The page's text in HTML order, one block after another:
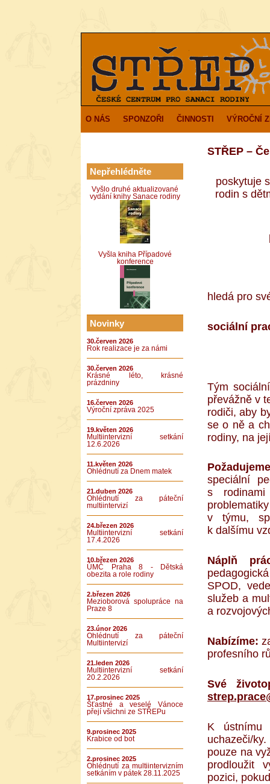
O NÁS SPONZOŘI ČINNOSTI VÝROČNÍ
Nepřehlédněte
Vyšlo druhé aktualizované
vydání knihy Sanace rodiny
Vyšla kniha Případové
konference
Novinky
30.červen 2026
Rok realizace je za námi
30.červen 2026
Krásné léto, krásné
prázdniny
16.červen 2026
Výroční zpráva 2025
19.květen 2026
Multiintervizní setkání
12.6.2026
11.květen 2026
Ohlédnutí za Dnem matek
21.duben 2026
Ohlédnutí za páteční
multiintervizí
24.březen 2026
Multiintervizní setkání
17.4.2026
10.březen 2026
ÚMČ Praha 8 - Dětská
obezita a role rodiny
2.březen 2026
Mezioborová spolupráce na
Praze 8
23.únor 2026
Ohlédnutí za páteční
Multiintervizí
21.leden 2026
Multiintervizní setkání
20.2.2026
17.prosinec 2025
Šťastné a veselé Vánoce
přejí všichni ze STŘEPu
9.prosinec 2025
Krabice od bot
2.prosinec 2025
Ohlédnutí za multiintervizním
setkáním v pátek 28.11.2025
STŘEP –
poskytuje
rodin s
hledá pro
sociální
Tým
převážně v
rodiči, aby
se o ně a
rodiny, na
speciální
s rodinami
v týmu,
k dalšímu
Náplň
SPOD,
služeb a
a
Nabízíme:
profesního
Své
K ústnímu
uchazeči/
pouze na
prodloužit
pozici,